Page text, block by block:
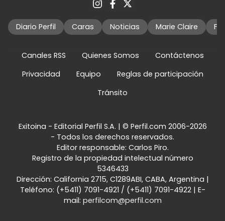
Diario Perfil Caras Noticias Marie Claire
Canales RSS Quienes Somos
Contáctenos
Privacidad
Equipo
Reglas de participación
Tránsito
Exitoina - Editorial Perfil S.A. | © Perfil.com 2006-2026
- Todos los derechos reservados.
Editor responsable: Carlos Piro.
Registro de la propiedad intelectual número
5346433
Dirección: California 2715, C1289ABI, CABA, Argentina |
Teléfono: (+5411) 7091-4921 / (+5411) 7091-4922| E-
mail: perfilcom@perfil.com